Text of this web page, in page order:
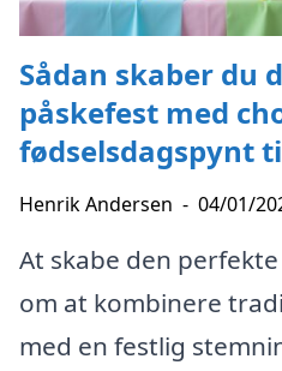
Sådan skaber du
påskefest med
fødselsdagspynt
Henrik Andersen - 04/01/
At skabe den
om at kombinere
med en festlig